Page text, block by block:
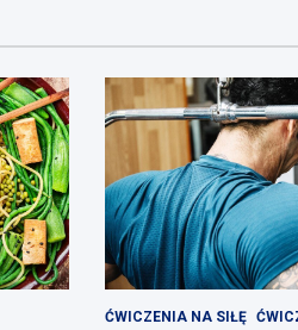
ĆWICZENIA NA SIŁĘ